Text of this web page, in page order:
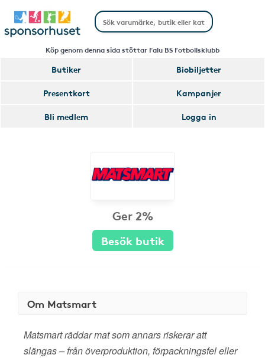
Köp genom denna sida stöttar Falu BS Fotbollsklubb
Butiker
Biobiljetter
Presentkort
Kampanjer
Bli medlem
Logga in
Ger 2%
Besök butik
Om Matsmart
Matsmart räddar mat som annars riskerar att
slängas – från överproduktion, förpackningsfel eller